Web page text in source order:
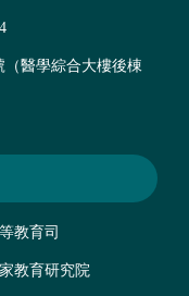
（醫學綜合大樓後棟
教育司
教育研究院